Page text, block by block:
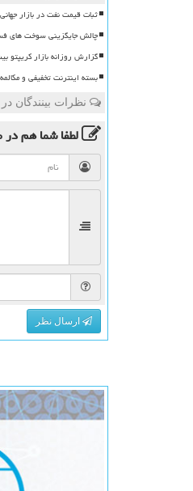
ثبات قیمت نفت در بازار جهانی
چالش جایگزینی سوخت های
گزارش روزانه بازار کریپتو بیت کوین کانال ۷۰
بسته اینترنت تخفیفی و
نظرات بینندگان
لطفا شما همدر
ارسال نظر